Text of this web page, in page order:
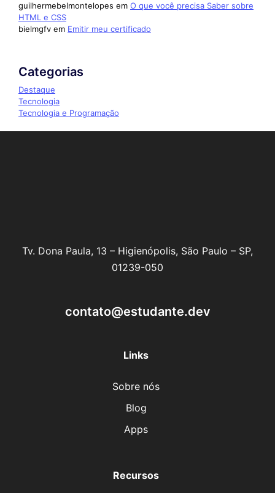
guilhermebelmontelopes em O que você precisa Saber sobre
HTML e CSS
bielmgfv em Emitir meu certificado
Categorias
Destaque
Tecnologia
Tecnologia e Programação
Tv. Dona Paula, 13 – Higienópolis, São Paulo – SP,
01239-050
contato@estudante.dev
Links
Sobre nós
Blog
Apps
Recursos